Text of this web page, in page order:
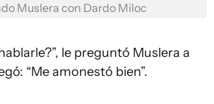
Muslera con Dardo Miloc
le preguntó Muslera a
“Me amonestó bien”.